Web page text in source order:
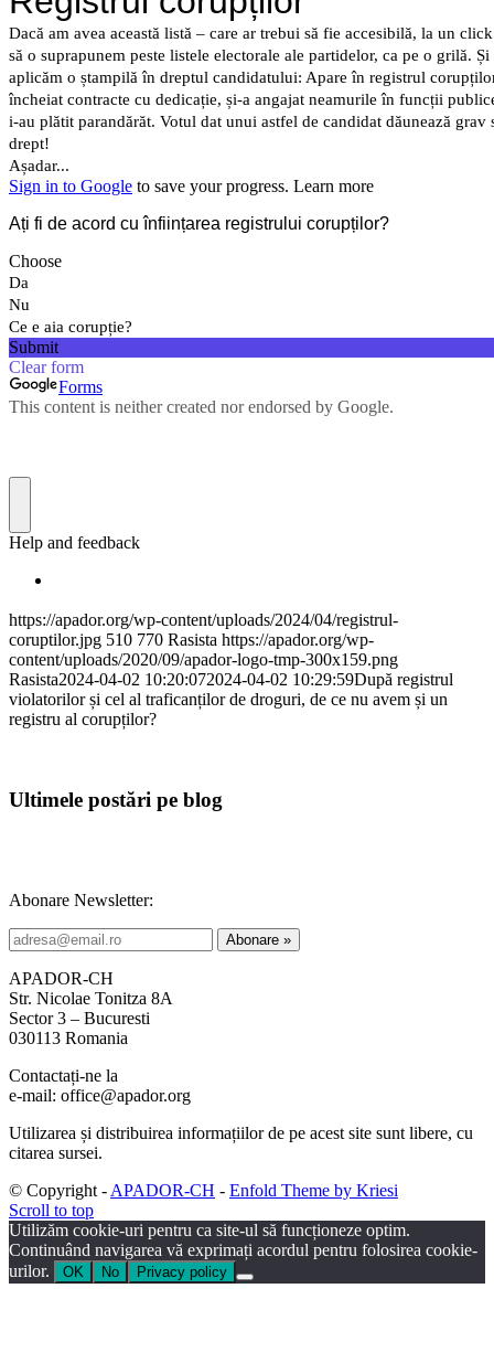
https://apador.org/wp-content/uploads/2024/04/registrul-
coruptilor.jpg 510 770 Rasista https://apador.org/wp-
content/uploads/2020/09/apador-logo-tmp-300x159.png
Rasista2024-04-02 10:20:072024-04-02 10:29:59După registrul
violatorilor și cel al traficanților de droguri, de ce nu avem și un
registru al corupților?
Ultimele postări pe blog
Abonare Newsletter:
APADOR-CH
Str. Nicolae Tonitza 8A
Sector 3 – Bucuresti
030113 Romania
Contactați-ne la
e-mail: office@apador.org
Utilizarea și distribuirea informațiilor de pe acest site sunt libere, cu
citarea sursei.
© Copyright - APADOR-CH - Enfold Theme by Kriesi
Scroll to top
Utilizăm cookie-uri pentru ca site-ul să funcționeze optim.
Continuând navigarea vă exprimați acordul pentru folosirea cookie-
urilor.
OK No Privacy policy